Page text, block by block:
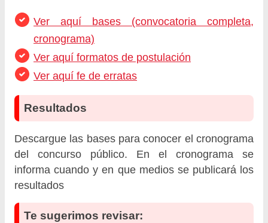
Ver aquí bases (convocatoria completa,
cronograma)
Ver aquí formatos de postulación
Ver aquí fe de erratas
Resultados
Descargue las bases para conocer el cronograma
del concurso público. En el cronograma se
informa cuando y en que medios se publicará los
resultados
Te sugerimos revisar: